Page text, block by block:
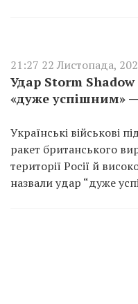
21:27 22 Листопада,
Удар Storm
«дуже успішним» —
Українські військові
ракет британського
території Росії й
назвали удар “дуже